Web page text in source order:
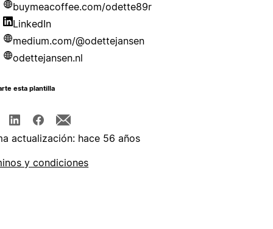
buymeacoffee.com/odette89r
LinkedIn
medium.com/@odettejansen
odettejansen.nl
esta plantilla
actualización: hace 56 años
y condiciones